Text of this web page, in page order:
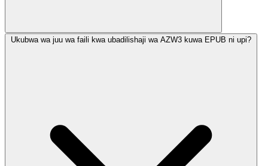
Ukubwa wa juu wa faili kwa ubadilishaji wa AZW3 kuwa EPUB ni upi?